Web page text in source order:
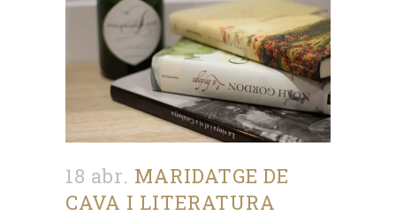
18 abr. MARIDATGE DE
CAVA I LITERATURA